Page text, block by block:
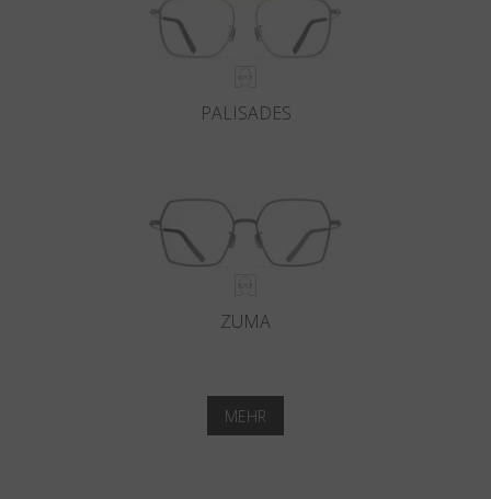
PALISADES
ZUMA
MEHR